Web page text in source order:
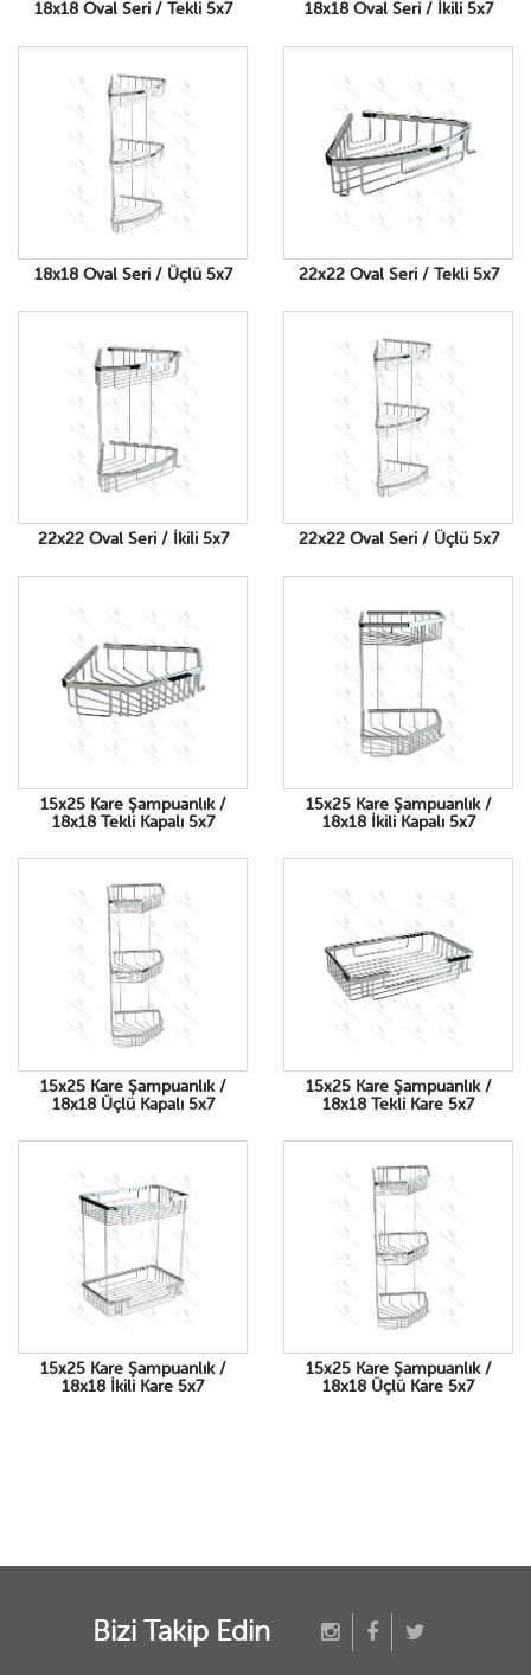
18x18 Oval Seri / Tekli 5x7 18x18 Oval Seri / İkili 5x7
18x18 Oval Seri / Üçlü 5x7 22x22 Oval Seri / Tekli 5x7
22x22 Oval Seri / İkili 5x7 22x22 Oval Seri / Üçlü 5x7
15x25 Kare Şampuanlık /
18x18 Tekli Kapalı 5x7
15x25 Kare Şampuanlık /
18x18 İkili Kapalı 5x7
15x25 Kare Şampuanlık /
18x18 Üçlü Kapalı 5x7
15x25 Kare Şampuanlık /
18x18 Tekli Kare 5x7
15x25 Kare Şampuanlık /
18x18 İkili Kare 5x7
15x25 Kare Şampuanlık /
18x18 Üçlü Kare 5x7
Bizi Takip Edin